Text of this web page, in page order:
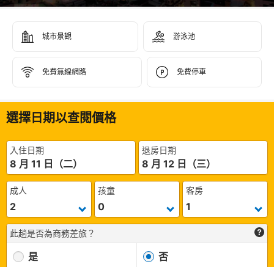
城市景觀 游泳池
免費無線網路 免費停車
選擇日期以查閱價格
入住日期
8 月 11 日（二）
退房日期
8 月 12 日（三）
成人 孩童 客房
此趟是否為商務差旅？
是 否